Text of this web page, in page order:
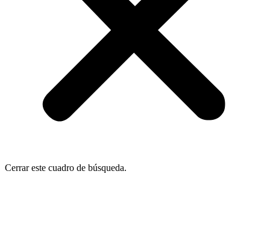
Cerrar este cuadro de búsqueda.